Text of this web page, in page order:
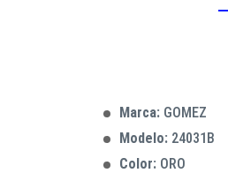
Marca: GOMEZ
Modelo: 24031B
Color: ORO